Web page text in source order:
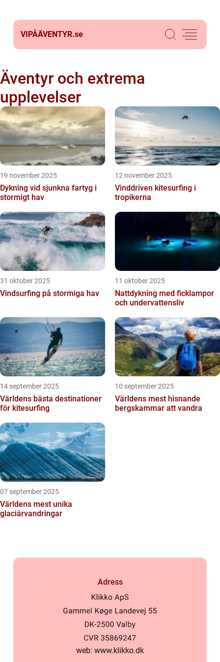
VIPÅÄVENTYR.se
Äventyr och extrema
upplevelser
19 november 2025
Dykning vid sjunkna fartyg i
stormigt hav
12 november 2025
Vinddriven kitesurfing i
tropikerna
31 oktober 2025
Vindsurfing på stormiga hav
11 oktober 2025
Nattdykning med ficklampor
och undervattensliv
14 september 2025
Världens bästa destinationer
för kitesurfing
10 september 2025
Världens mest hisnande
bergskammar att vandra
07 september 2025
Världens mest unika
glaciärvandringar
Adress
web: www.klikko.dk